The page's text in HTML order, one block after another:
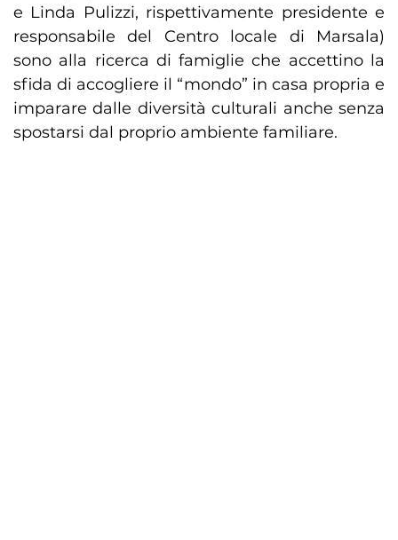
e Linda Pulizzi, rispettivamente presidente e
responsabile del Centro locale di Marsala)
sono alla ricerca di famiglie che accettino la
sfida di accogliere il “mondo” in casa propria e
imparare dalle diversità culturali anche senza
spostarsi dal proprio ambiente familiare.